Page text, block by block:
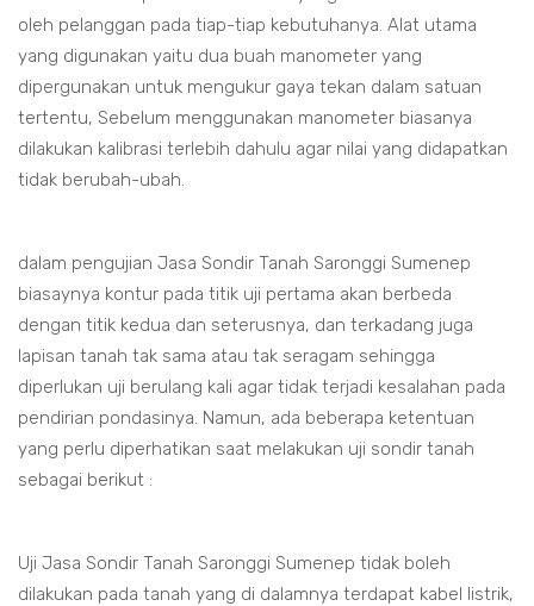
oleh pelanggan pada tiap-tiap kebutuhanya. Alat utama
yang digunakan yaitu dua buah manometer yang
dipergunakan untuk mengukur gaya tekan dalam satuan
tertentu, Sebelum menggunakan manometer biasanya
dilakukan kalibrasi terlebih dahulu agar nilai yang didapatkan
tidak berubah-ubah.
dalam pengujian Jasa Sondir Tanah Saronggi Sumenep
biasaynya kontur pada titik uji pertama akan berbeda
dengan titik kedua dan seterusnya, dan terkadang juga
lapisan tanah tak sama atau tak seragam sehingga
diperlukan uji berulang kali agar tidak terjadi kesalahan pada
pendirian pondasinya. Namun, ada beberapa ketentuan
yang perlu diperhatikan saat melakukan uji sondir tanah
sebagai berikut :
Uji Jasa Sondir Tanah Saronggi Sumenep tidak boleh
dilakukan pada tanah yang di dalamnya terdapat kabel listrik,